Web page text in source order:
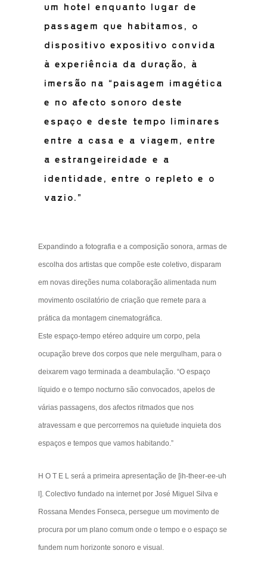
um hotel enquanto lugar de
passagem que habitamos, o
dispositivo expositivo convida
à experiência da duração, à
imersão na “paisagem imagética
e no afecto sonoro deste
espaço e deste tempo liminares
entre a casa e a viagem, entre
a estrangeireidade e a
identidade, entre o repleto e o
vazio.”
Expandindo a fotografia e a composição sonora, armas de
escolha dos artistas que compõe este coletivo, disparam
em novas direções numa colaboração alimentada num
movimento oscilatório de criação que remete para a
prática da montagem cinematográfica.
Este espaço-tempo etéreo adquire um corpo, pela
ocupação breve dos corpos que nele mergulham, para o
deixarem vago terminada a deambulação. “O espaço
líquido e o tempo nocturno são convocados, apelos de
várias passagens, dos afectos ritmados que nos
atravessam e que percorremos na quietude inquieta dos
espaços e tempos que vamos habitando.”
H O T E L será a primeira apresentação de [ih-theer-ee-uh
l]. Colectivo fundado na internet por José Miguel Silva e
Rossana Mendes Fonseca, persegue um movimento de
procura por um plano comum onde o tempo e o espaço se
fundem num horizonte sonoro e visual.